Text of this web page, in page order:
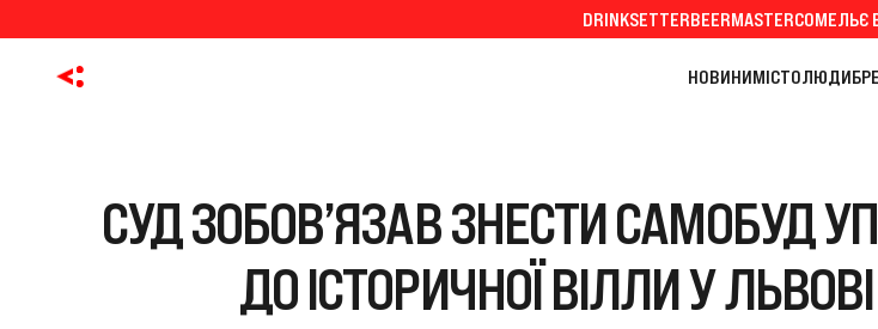
DRINKSETTERBEERMASTERСОМЕЛЬЄ
НОВИНИМІСТОЛЮДИ
СУД ЗОБОВ’ЯЗАВ ЗНЕСТИ САМОБУД
ДО ІСТОРИЧНОЇ ВІЛЛИ У ЛЬВОВІ